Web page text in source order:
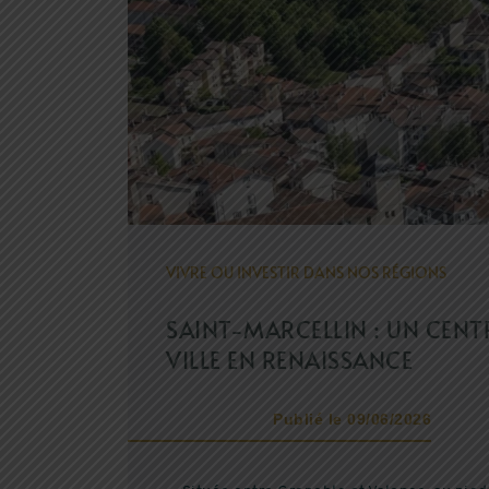
VIVRE OU INVESTIR DANS NOS RÉGIONS
SAINT-MARCELLIN : UN
VILLE EN RENAISSANCE
Publié le 09/06/2026